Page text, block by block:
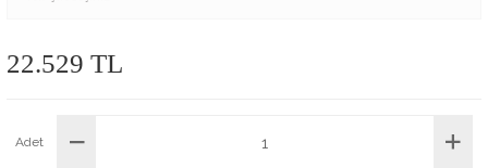
22.529 TL
Adet